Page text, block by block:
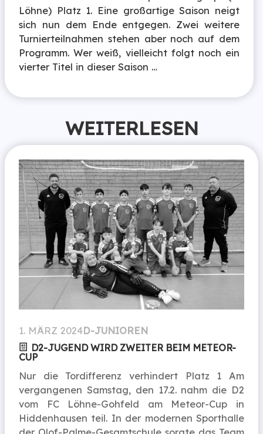
Löhne) Platz 1. Eine großartige Saison neigt
sich nun dem Ende entgegen. Zwei weitere
Turnierteilnahmen stehen aber noch auf dem
Programm. Wer weiß, vielleicht folgt noch ein
vierter Titel in dieser Saison …
WEITERLESEN
1. MÄRZ 2024D-JUNIOREN
D2-JUGEND WIRD ZWEITER BEIM METEOR-
CUP
Nur die Tordifferenz verhindert Platz 1 Am
vergangenen Samstag, den 17.2. nahm die D2
vom FC Löhne-Gohfeld am Meteor-Cup in
Hiddenhausen teil. In der modernen Sporthalle